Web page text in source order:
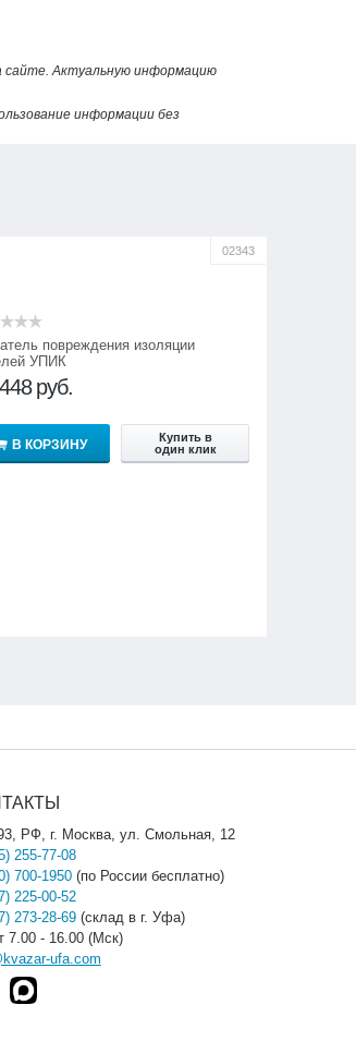
сайте. Актуальную информацию
информации без
02343
повреждения изоляции
УПИК
руб.
В КОРЗИНУ
Купить в
один клик
РФ, г. Москва, ул. Смольная, 12
255-77-08
700-1950(по России бесплатно)
225-00-52
273-28-69(склад в г. Уфа)
7.00 - 16.00 (Мск)
ufa.com